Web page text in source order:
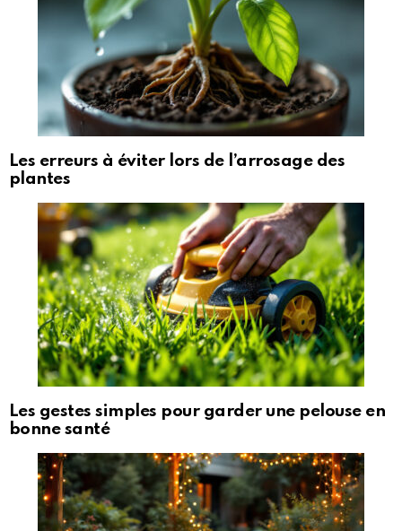
Les erreurs à éviter lors de l’arrosage des
plantes
Les gestes simples pour garder une pelouse en
bonne santé